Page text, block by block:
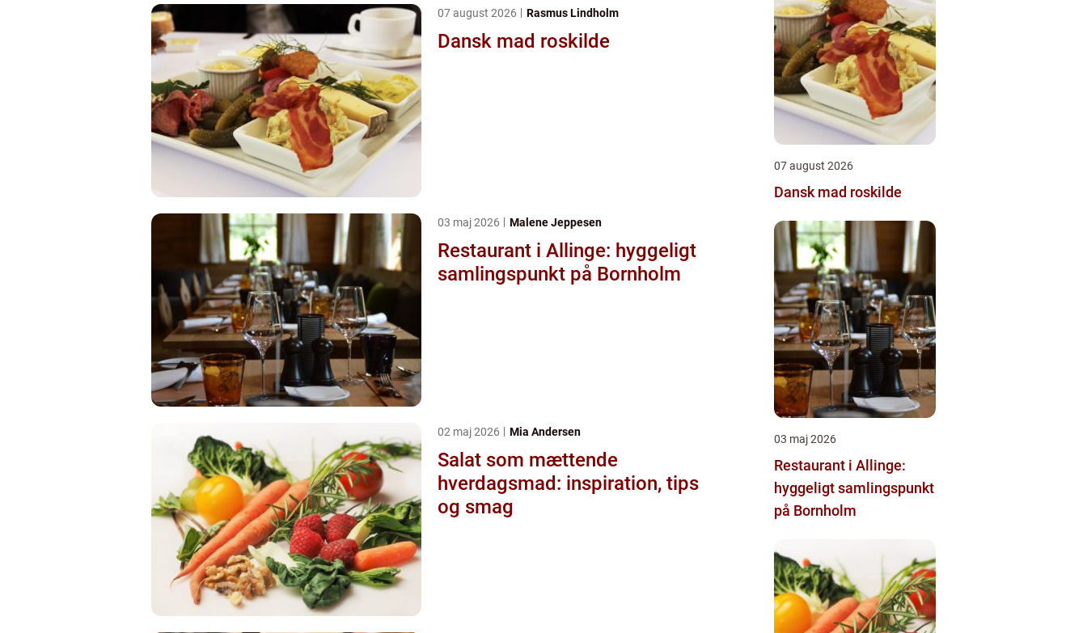
07 august 2026 Rasmus Lindholm
Dansk mad roskilde
03 maj 2026 Malene Jeppesen
Restaurant i Allinge: hyggeligt
samlingspunkt på Bornholm
02 maj 2026 Mia Andersen
Salat som mættende
hverdagsmad: inspiration, tips
og smag
07 august 2026
Dansk mad roskilde
03 maj 2026
Restaurant i Allinge:
hyggeligt samlingspunkt
på Bornholm